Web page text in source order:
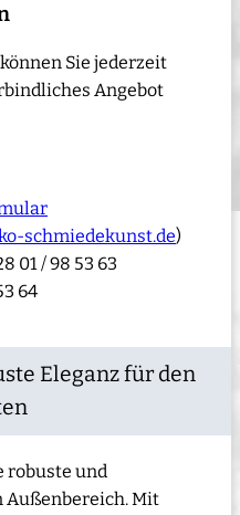
Sie jederzeit
Angebot
schmiedekunst.de)
01 / 98 53 63
64
Eleganz für den
robuste und
Außenbereich. Mit